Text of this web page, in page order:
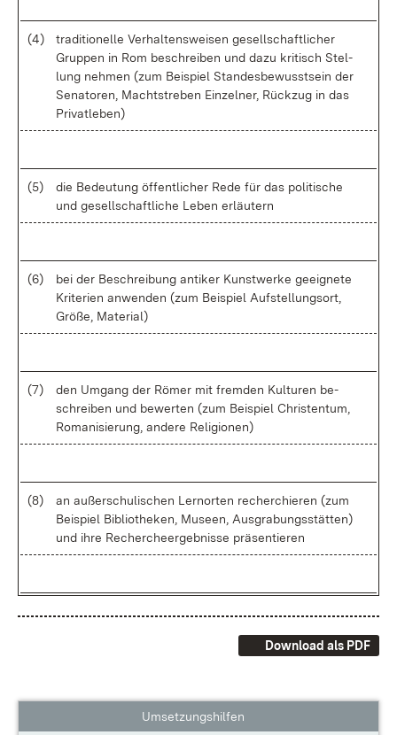
(4)
tra­di­tio­nel­le Ver­hal­tens­wei­sen ge­sell­schaft­li­cher
Grup­pen in Rom be­schrei­ben und da­zu kri­tisch Stel­
lung neh­men (zum Bei­spiel Stan­des­be­wusst­sein der
Se­na­to­ren, Macht­stre­ben Ein­zel­ner, Rück­zug in das
Pri­vat­le­ben)
(5)
die Be­deu­tung öf­fent­li­cher Re­de für das po­li­ti­sche
und ge­sell­schaft­li­che Le­ben er­läu­tern
(6)
bei der Be­schrei­bung an­ti­ker Kunst­wer­ke ge­eig­ne­te
Kri­te­ri­en an­wen­den (zum Bei­spiel Auf­stel­lungs­ort,
Grö­ße, Ma­te­ri­al)
(7)
den Um­gang der Rö­mer mit frem­den Kul­tu­ren be­
schrei­ben und be­wer­ten (zum Bei­spiel Chris­ten­tum,
Ro­ma­ni­sie­rung, an­de­re Re­li­gio­nen)
(8)
an au­ßer­schu­li­schen Lern­or­ten re­cher­chie­ren (zum
Bei­spiel Bi­blio­the­ken, Mu­se­en, Aus­gra­bungs­stät­ten)
und ih­re Re­cher­che­er­geb­nis­se prä­sen­tie­ren
Download als PDF
Umsetzungshilfen